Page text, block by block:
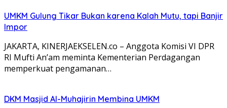
UMKM Gulung Tikar Bukan karena Kalah Mutu, tapi Banjir
Impor
JAKARTA, KINERJAEKSELEN.co – Anggota Komisi VI DPR
RI Mufti An’am meminta Kementerian Perdagangan
memperkuat pengamanan…
DKM Masjid Al-Muhajirin Membina UMKM